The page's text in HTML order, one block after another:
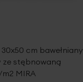
cm bawełniany
ze stębnowaną
MIRA